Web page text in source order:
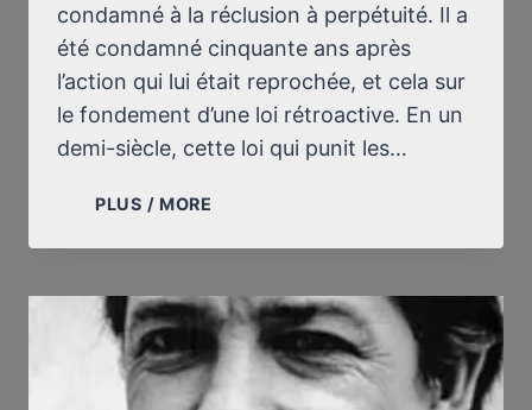
condamné à la réclusion à perpétuité. Il a
été condamné cinquante ans après
l’action qui lui était reprochée, et cela sur
le fondement d’une loi rétroactive. En un
demi-siècle, cette loi qui punit les…
PLUS / MORE
:
TRÉMOLET
DE
VILLERS,
LA